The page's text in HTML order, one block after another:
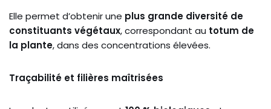
Elle permet d’obtenir une plus grande diversité de
constituants végétaux, correspondant au totum de
la plante, dans des concentrations élevées.
Traçabilité et filières maîtrisées